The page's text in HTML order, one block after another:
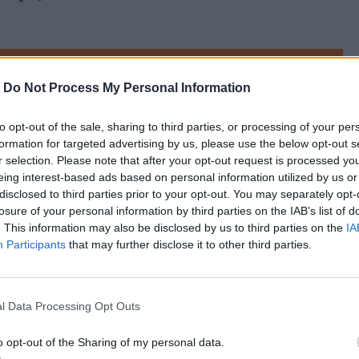
Do Not Process My Personal Information
opt-out of the sale, sharing to third parties, or processing of your
for targeted advertising by us, please use the below opt-out
selection. Please note that after your opt-out request is processed
interest-based ads based on personal information utilized by us
to third parties prior to your opt-out. You may separately
of your personal information by third parties on the IAB’s list of
This information may also be disclosed by us to third parties on the
Participants that may further disclose it to other third parties.
Data Processing Opt Outs
opt-out of the Sharing of my personal data.
medium w Google
Ósmoklasiści
polskiego
rozpoczęli trzydniowy egzaminacyjny
Co znalazło się w arkuszu
Młodzież mierzyła się z
także musiała napisać własny tekst –